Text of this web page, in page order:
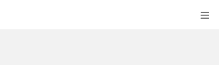
Bikekitchen München e.V.